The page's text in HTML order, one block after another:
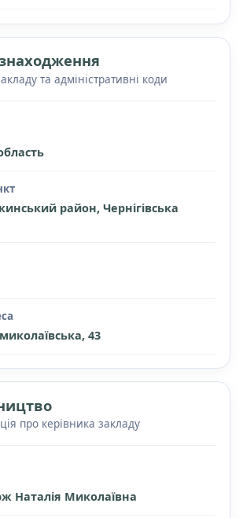
та адміністративні коди
район, Чернігівська
43
про керівника закладу
Наталія Миколаївна